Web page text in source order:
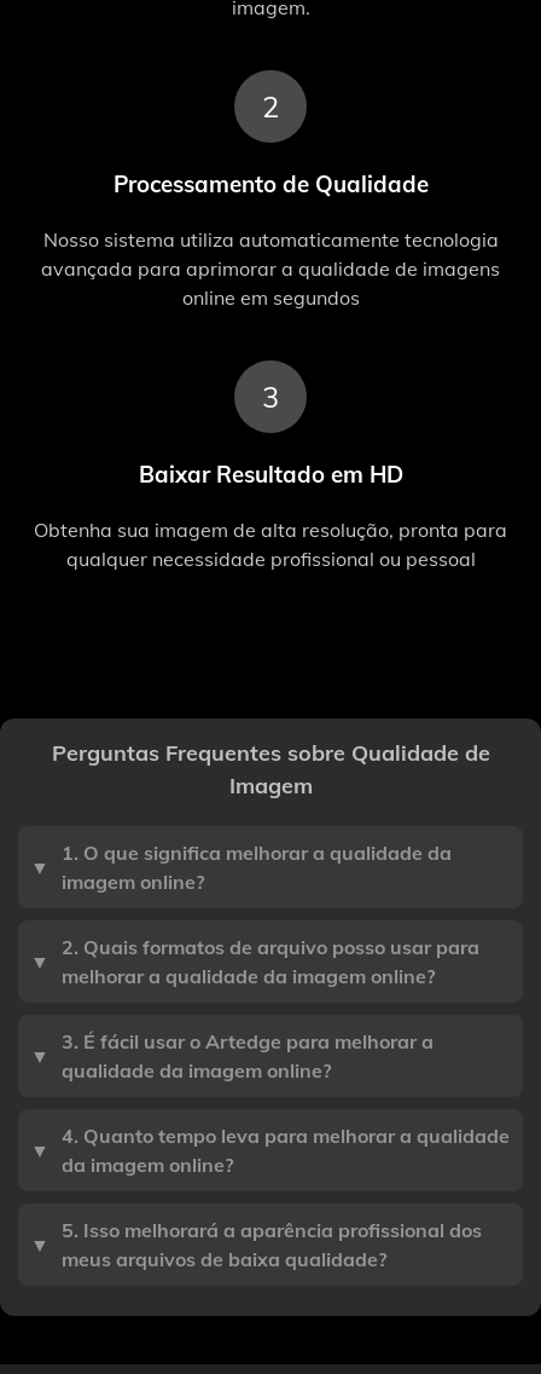
imagem.
2
Processamento de Qualidade
Nosso sistema utiliza automaticamente tecnologia
avançada para aprimorar a qualidade de imagens
online em segundos
3
Baixar Resultado em HD
Obtenha sua imagem de alta resolução, pronta para
qualquer necessidade profissional ou pessoal
Perguntas Frequentes sobre Qualidade de
Imagem
▼
1. O que significa melhorar a qualidade da
imagem online?
▼
2. Quais formatos de arquivo posso usar para
melhorar a qualidade da imagem online?
▼
3. É fácil usar o Artedge para melhorar a
qualidade da imagem online?
▼
4. Quanto tempo leva para melhorar a qualidade
da imagem online?
▼
5. Isso melhorará a aparência profissional dos
meus arquivos de baixa qualidade?